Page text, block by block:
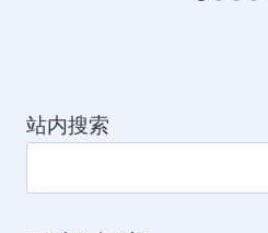
站内搜索